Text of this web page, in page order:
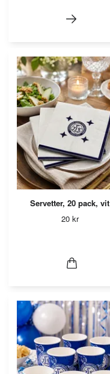
Servetter, 20 pack, vit
20 kr